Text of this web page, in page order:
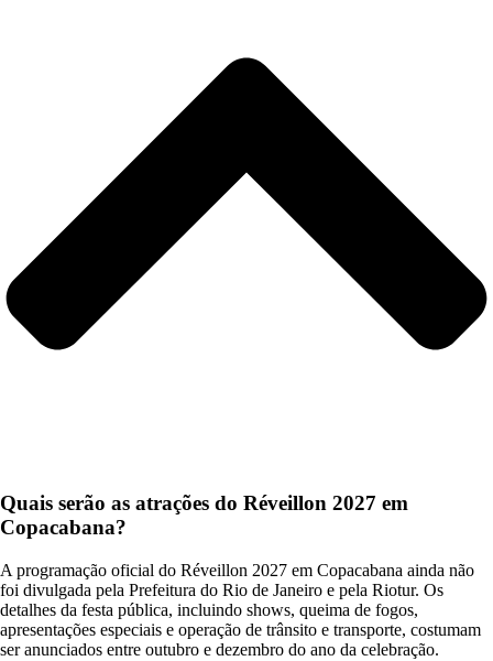
Quais serão as atrações do Réveillon 2027 em
Copacabana?
A programação oficial do Réveillon 2027 em Copacabana ainda não
foi divulgada pela Prefeitura do Rio de Janeiro e pela Riotur. Os
detalhes da festa pública, incluindo shows, queima de fogos,
apresentações especiais e operação de trânsito e transporte, costumam
ser anunciados entre outubro e dezembro do ano da celebração.